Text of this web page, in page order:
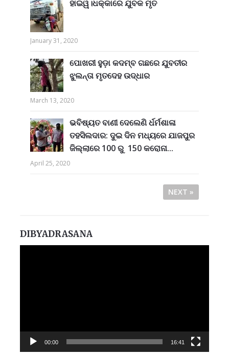
ହାଇୱ।ଧକ୍କାରେ ଯୁବକ ମୃତ
January 31, 2020
ପୋଖରୀ ହୁଡ଼ା କଦମ୍ବ ଗଛରେ ଯୁବତୀର
ଝୁଲନ୍ତା ମୃତଦେହ ଉଦ୍ଧାର
March 13, 2020
ଭବିଷ୍ୟତ ବାଣୀ ଦେଲେଣି ର୍ଧର୍ମଶାଳା
ତହସିଲଦାର: ଦୁଇ ଦିନ ମଧ୍ୟରେ ଯାଜପୁର
ଜିଲ୍ଲାରେ 100 ରୁ 150 କରୋନା...
April 25, 2020
NEXT »
DIBYADRASANA
00:00 16:41